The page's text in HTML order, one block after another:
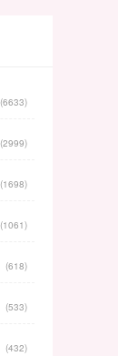
(6633)
(2999)
(1698)
(1061)
(618)
(533)
(432)